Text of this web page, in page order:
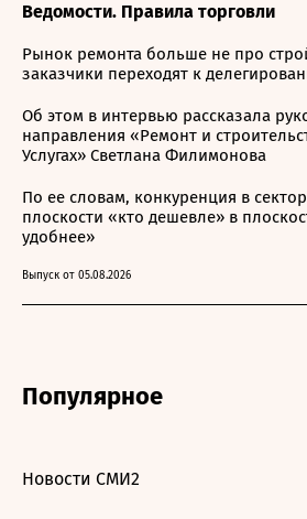
Ведомости. Правила торговли
Рынок ремонта больше не про
заказчики переходят к
Об этом в интервью рассказала
направления «Ремонт и
Услугах» Светлана Филимонова
По ее словам, конкуренция в
плоскости «кто дешевле» в
удобнее»
Выпуск от 05.08.2026
Популярное
Новости СМИ2